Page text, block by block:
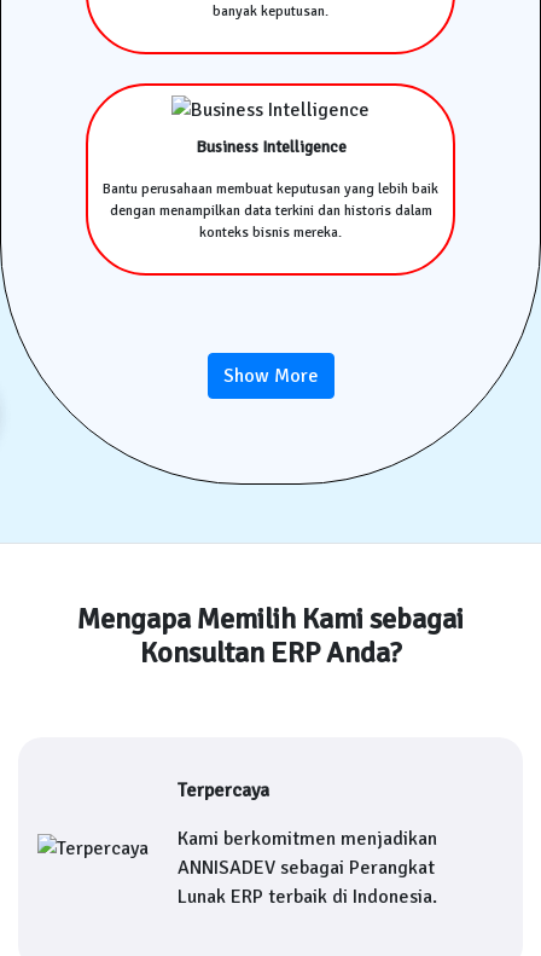
banyak keputusan.
Business Intelligence
Bantu perusahaan membuat keputusan yang lebih baik
dengan menampilkan data terkini dan historis dalam
konteks bisnis mereka.
Show More
Mengapa Memilih Kami sebagai
Konsultan ERP Anda?
Terpercaya
Kami berkomitmen menjadikan
ANNISADEV sebagai Perangkat
Lunak ERP terbaik di Indonesia.